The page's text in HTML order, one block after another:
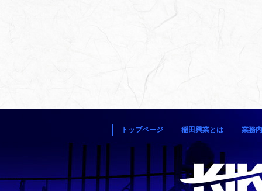
トップページ 稲田興業とは 業務